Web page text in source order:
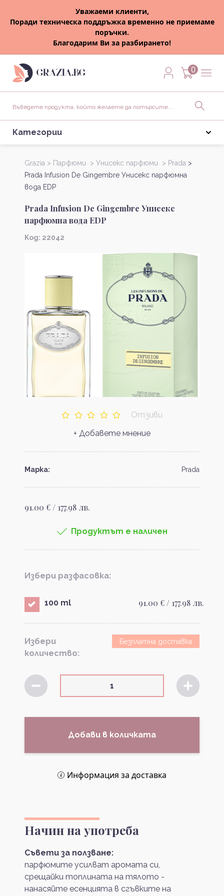
Уважаеми клиенти,
Поради техническа поддръжка временно не приемаме
поръчки.
Благодарим Ви за разбирането!
0
Категории
Grazia > Парфюми > Унисекс парфюми > Prada >
Prada Infusion De Gingembre Унисекс парфюмна
вода EDP
Prada Infusion De Gingembre Унисекс
парфюмна вода EDP
Kод: 22042
Отзиви
+ Добавете мнение
Марка: Prada
91.00 € / 177.98 лв.
Продуктът е наличен
Избери разфасовка:
100 ml 91.00 € / 177.98 лв.
Избери
количество:
Безплатна доставка
Добави в количката
Информация за доставка
Начин на употреба
Съвети за ползване:
парфюмите усилват аромата си,
срещайки топлината на тялото -
нанасяйте есенцията в сгъвките на